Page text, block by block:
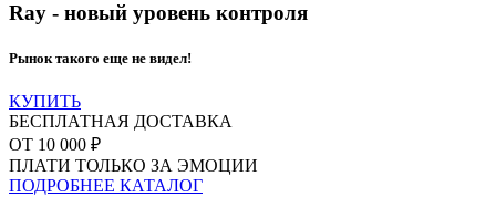
Ray - новый уровень контроля
Рынок такого еще не видел!
КУПИТЬ
БЕСПЛАТНАЯ ДОСТАВКА
ОТ 10 000 ₽
ПЛАТИ ТОЛЬКО ЗА ЭМОЦИИ
ПОДРОБНЕЕ КАТАЛОГ